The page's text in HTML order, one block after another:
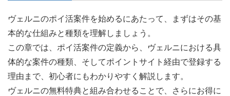
ヴェルニのポイ活案件を始めるにあたって、まずはその基
本的な仕組みと種類を理解しましょう。
この章では、ポイ活案件の定義から、ヴェルニにおける具
体的な案件の種類、そしてポイントサイト経由で登録する
理由まで、初心者にもわかりやすく解説します。
ヴェルニの無料特典と組み合わせることで、さらにお得に